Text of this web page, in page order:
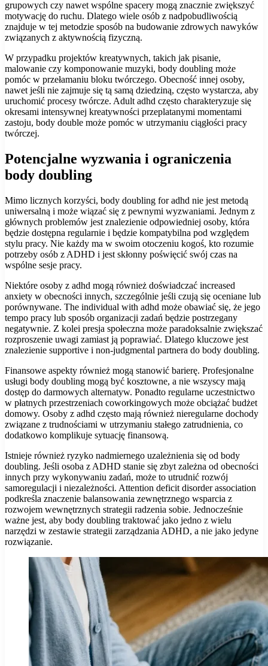
grupowych czy nawet wspólne spacery mogą znacznie zwiększyć
motywację do ruchu. Dlatego wiele osób z nadpobudliwością
znajduje w tej metodzie sposób na budowanie zdrowych nawyków
związanych z aktywnością fizyczną.
W przypadku projektów kreatywnych, takich jak pisanie,
malowanie czy komponowanie muzyki, body doubling może
pomóc w przełamaniu bloku twórczego. Obecność innej osoby,
nawet jeśli nie zajmuje się tą samą dziedziną, często wystarcza, aby
uruchomić procesy twórcze. Adult adhd często charakteryzuje się
okresami intensywnej kreatywności przeplatanymi momentami
zastoju, body double może pomóc w utrzymaniu ciągłości pracy
twórczej.
Potencjalne wyzwania i ograniczenia
body doubling
Mimo licznych korzyści, body doubling for adhd nie jest metodą
uniwersalną i może wiązać się z pewnymi wyzwaniami. Jednym z
głównych problemów jest znalezienie odpowiedniej osoby, która
będzie dostępna regularnie i będzie kompatybilna pod względem
stylu pracy. Nie każdy ma w swoim otoczeniu kogoś, kto rozumie
potrzeby osób z ADHD i jest skłonny poświęcić swój czas na
wspólne sesje pracy.
Niektóre osoby z adhd mogą również doświadczać increased
anxiety w obecności innych, szczególnie jeśli czują się oceniane lub
porównywane. The individual with adhd może obawiać się, że jego
tempo pracy lub sposób organizacji zadań będzie postrzegany
negatywnie. Z kolei presja społeczna może paradoksalnie zwiększać
rozproszenie uwagi zamiast ją poprawiać. Dlatego kluczowe jest
znalezienie supportive i non-judgmental partnera do body doubling.
Finansowe aspekty również mogą stanowić barierę. Profesjonalne
usługi body doubling mogą być kosztowne, a nie wszyscy mają
dostęp do darmowych alternatyw. Ponadto regularne uczestnictwo
w płatnych przestrzeniach coworkingowych może obciążać budżet
domowy. Osoby z adhd często mają również nieregularne dochody
związane z trudnościami w utrzymaniu stałego zatrudnienia, co
dodatkowo komplikuje sytuację finansową.
Istnieje również ryzyko nadmiernego uzależnienia się od body
doubling. Jeśli osoba z ADHD stanie się zbyt zależna od obecności
innych przy wykonywaniu zadań, może to utrudnić rozwój
samoregulacji i niezależności. Attention deficit disorder association
podkreśla znaczenie balansowania zewnętrznego wsparcia z
rozwojem wewnętrznych strategii radzenia sobie. Jednocześnie
ważne jest, aby body doubling traktować jako jedno z wielu
narzędzi w zestawie strategii zarządzania ADHD, a nie jako jedyne
rozwiązanie.